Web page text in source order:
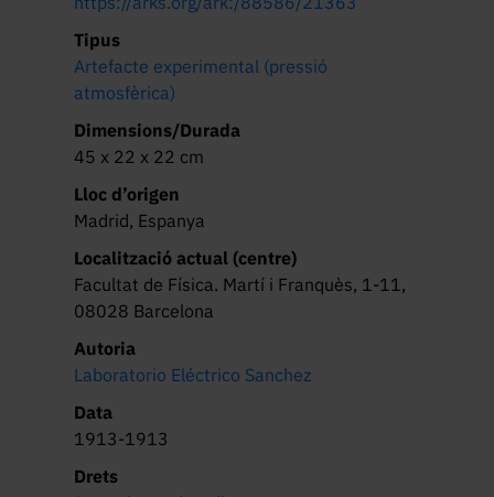
Tipus
Artefacte experimental (pressió
atmosfèrica)
Dimensions/Durada
45 x 22 x 22 cm
Lloc d’origen
Madrid, Espanya
Localització actual (centre)
Facultat de Física. Martí i Franquès, 1-11,
08028 Barcelona
Autoria
Laboratorio Eléctrico Sanchez
Data
1913-1913
Drets